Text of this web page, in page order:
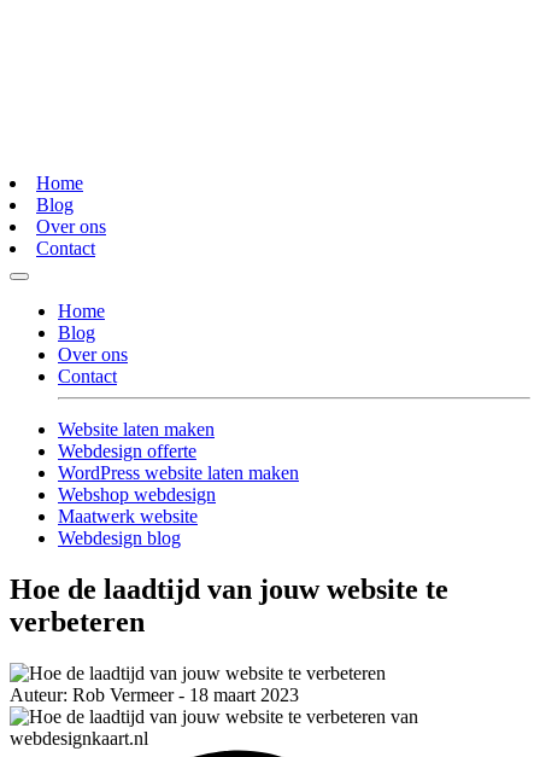
Home
Blog
Over ons
Contact
Home
Blog
Over ons
Contact
Website laten maken
Webdesign offerte
WordPress website laten maken
Webshop webdesign
Maatwerk website
Webdesign blog
Hoe de laadtijd van jouw website te
verbeteren
Auteur: Rob Vermeer - 18 maart 2023